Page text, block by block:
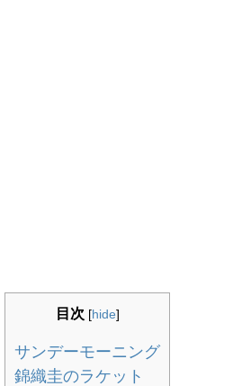
目次 [hide]
サンデーモーニング
錦織圭のラケット